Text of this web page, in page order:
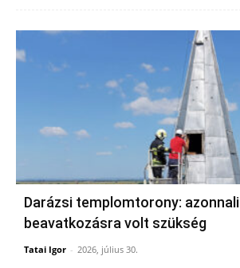
Darázsi templomtorony: azonnali
beavatkozásra volt szükség
Tatai Igor - 2026, július 30.